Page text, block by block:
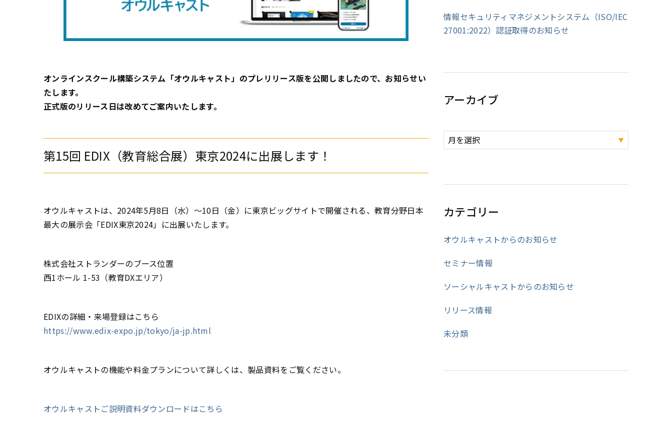
オンラインスクール構築システム「オウルキャスト」のプレリリース版を公開しましたので、お知らせい
たします。
正式版のリリース日は改めてご案内いたします。
第15回 EDIX（教育総合展）東京2024に出展します！
オウルキャストは、2024年5月8日（水）～10日（金）に東京ビッグサイトで開催される、教育分野日本
最大の展示会「EDIX東京2024」に出展いたします。
株式会社ストランダーのブース位置
西1ホール 1-53（教育DXエリア）
EDIXの詳細・来場登録はこちら
https://www.edix-expo.jp/tokyo/ja-jp.html
オウルキャストの機能や料金プランについて詳しくは、製品資料をご覧ください。
オウルキャストご説明資料ダウンロードはこちら
情報セキュリティマネジメントシステム（ISO/IEC
27001:2022）認証取得のお知らせ
アーカイブ
カテゴリー
オウルキャストからのお知らせ
セミナー情報
ソーシャルキャストからのお知らせ
リリース情報
未分類